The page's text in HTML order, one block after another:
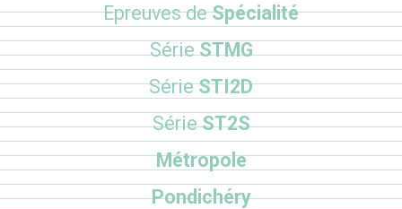
Epreuves deSpécialité
SérieSTMG
SérieSTI2D
SérieST2S
Métropole
Pondichéry